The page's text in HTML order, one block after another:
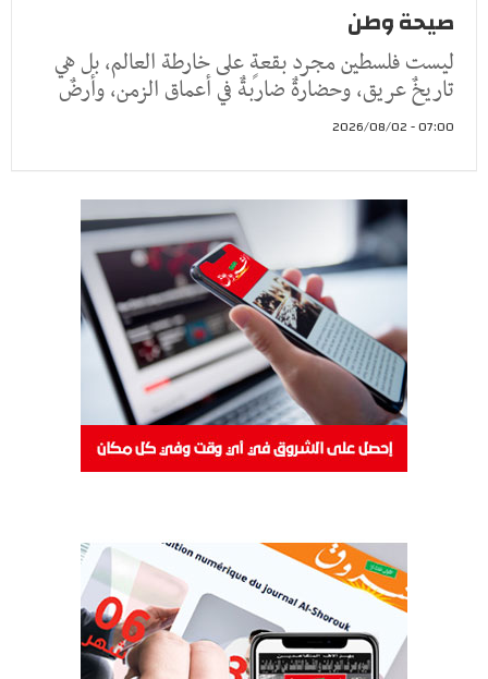
صيحة وطن
ليست فلسطين مجرد بقعةٍ على خارطة العالم، بل هي
تاريخٌ عريق، وحضارةٌ ضاربةٌ في أعماق الزمن، وأرضٌ
07:00 - 2026/08/02